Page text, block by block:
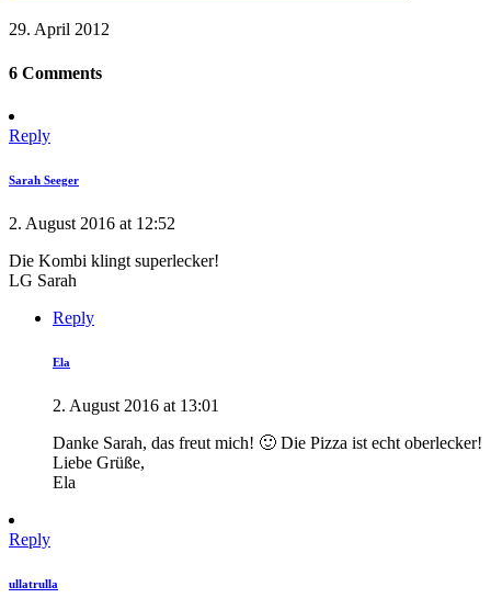
29. April 2012
6 Comments
Reply
Sarah Seeger
2. August 2016 at 12:52
Die Kombi klingt superlecker!
LG Sarah
Reply
Ela
2. August 2016 at 13:01
Danke Sarah, das freut mich! 🙂 Die Pizza ist echt oberlecker!
Liebe Grüße,
Ela
Reply
ullatrulla